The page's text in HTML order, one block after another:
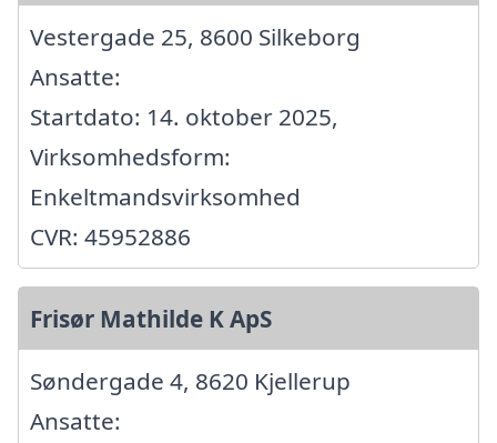
Vestergade 25, 8600 Silkeborg
Ansatte:
Startdato: 14. oktober 2025,
Virksomhedsform:
Enkeltmandsvirksomhed
CVR: 45952886
Frisør Mathilde K ApS
Søndergade 4, 8620 Kjellerup
Ansatte: